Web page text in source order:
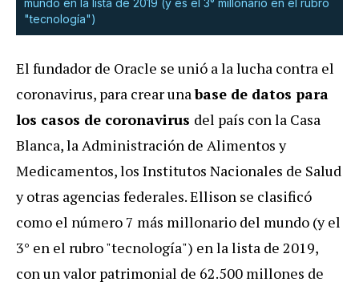
mundo en la lista de 2019 (y es el 3° millonario en el rubro
"tecnología")
El fundador de Oracle se unió a la lucha contra el
coronavirus, para crear unabase de datos para
los casos de coronavirus del país con la Casa
Blanca, la Administración de Alimentos y
Medicamentos, los Institutos Nacionales de Salud
y otras agencias federales. Ellison se clasificó
como el número 7 más millonario del mundo (y el
3° en el rubro "tecnología") en la lista de 2019,
con un valor patrimonial de 62.500 millones de